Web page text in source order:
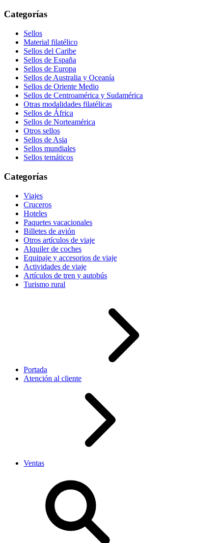
Categorías
Sellos
Material filatélico
Sellos del Caribe
Sellos de España
Sellos de Europa
Sellos de Australia y Oceanía
Sellos de Oriente Medio
Sellos de Centroamérica y Sudamérica
Otras modalidades filatélicas
Sellos de África
Sellos de Norteamérica
Otros sellos
Sellos de Asia
Sellos mundiales
Sellos temáticos
Categorías
Viajes
Cruceros
Hoteles
Paquetes vacacionales
Billetes de avión
Otros artículos de viaje
Alquiler de coches
Equipaje y accesorios de viaje
Actividades de viaje
Artículos de tren y autobús
Turismo rural
Portada
Atención al cliente
Ventas